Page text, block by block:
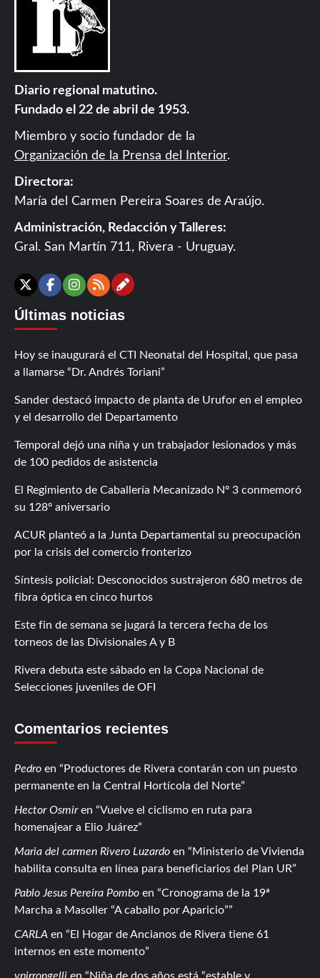
Diario regional matutino.
Fundado el 22 de abril de 1953.
Miembro y socio fundador de la
Organización de la Prensa del Interior.
Directora:
María del Carmen Pereira Soares de Araújo.
Administración, Redacción y Talleres:
Gral. San Martín 711, Rivera - Uruguay.
X Facebook
Instagram
RSSContáctanos
Últimas noticias
Hoy se inaugurará el CTI Neonatal del Hospital, que pasa
a llamarse “Dr. Andrés Toriani”
Sander destacó impacto de planta de Urufor en el empleo
y el desarrollo del Departamento
Temporal dejó una niña y un trabajador lesionados y más
de 100 pedidos de asistencia
El Regimiento de Caballería Mecanizado Nº 3 conmemoró
su 128º aniversario
ACUR planteó a la Junta Departamental su preocupación
por la crisis del comercio fronterizo
Síntesis policial: Desconocidos sustrajeron 680 metros de
fibra óptica en cinco hurtos
Este fin de semana se jugará la tercera fecha de los
torneos de las Divisionales A y B
Rivera debuta este sábado en la Copa Nacional de
Selecciones juveniles de OFI
Comentarios recientes
Pedro en
Productores de Rivera contarán con un puesto
permanente en la Central Hortícola del Norte
Hector Osmiren
Vuelve el ciclismo en ruta para
homenajear a Elio Juárez
Maria del carmen Rivero Luzardo en
Ministerio de Vivienda
habilita consulta en línea para beneficiarios del Plan UR
Pablo Jesus Pereira Pombo en
Cronograma de la 19ª
Marcha a Masoller “A caballo por Aparicio”
CARLA en
El Hogar de Ancianos de Rivera tiene 61
internos en este momento
vpirrongelli en Niña de dos años está “estable y